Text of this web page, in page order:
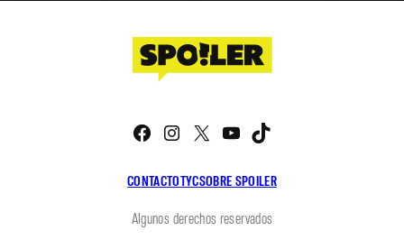
CONTACTOTYCSOBRE SPOILER
Facebook
Instagram
X YouTube
Algunos derechos reservados